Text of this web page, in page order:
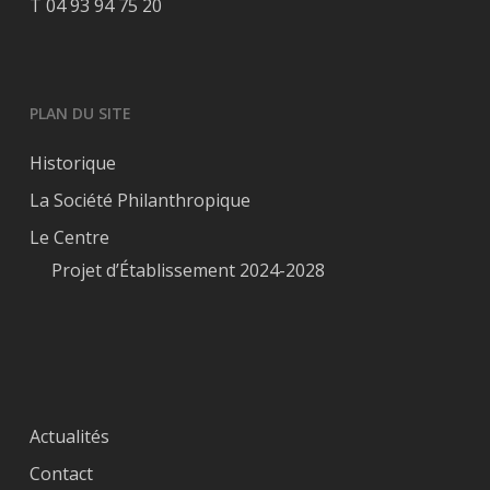
T 04 93 94 75 20
PLAN DU SITE
Historique
La Société Philanthropique
Le Centre
Projet d’Établissement 2024-2028
Actualités
Contact